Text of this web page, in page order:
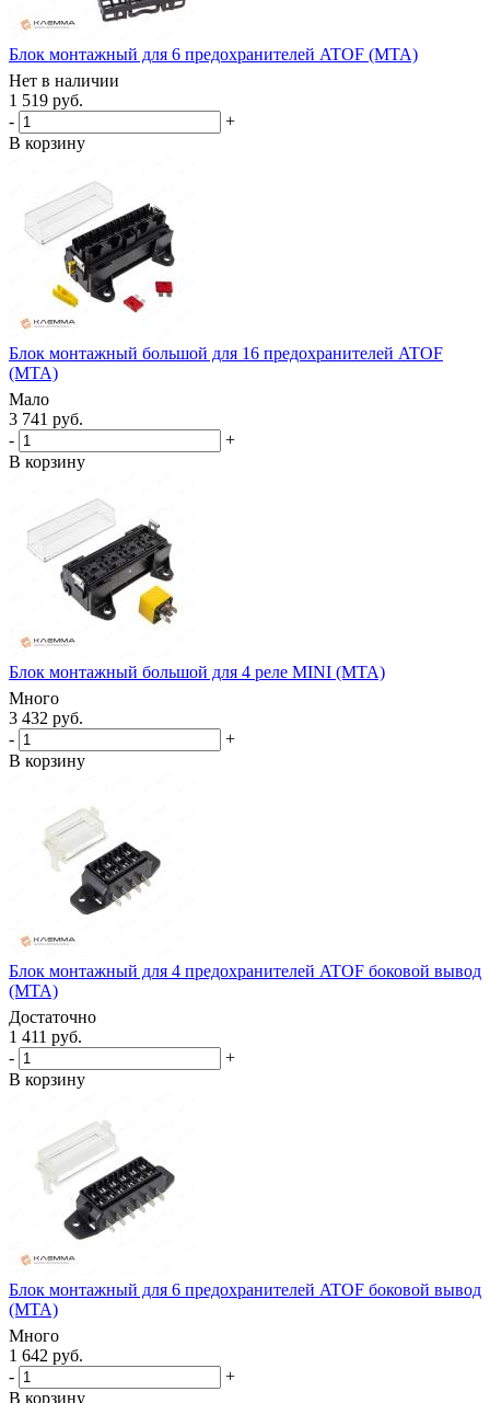
Блок монтажный для 6 предохранителей ATOF (MTA)
Нет в наличии
1 519 руб.
-
+
В корзину
Блок монтажный большой для 16 предохранителей ATOF
(MTA)
Мало
3 741 руб.
-
+
В корзину
Блок монтажный большой для 4 реле MINI (MTA)
Много
3 432 руб.
-
+
В корзину
Блок монтажный для 4 предохранителей ATOF боковой вывод
(MTA)
Достаточно
1 411 руб.
-
+
В корзину
Блок монтажный для 6 предохранителей ATOF боковой вывод
(MTA)
Много
1 642 руб.
-
+
В корзину